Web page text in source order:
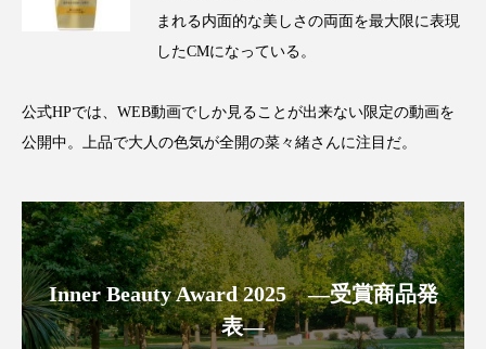
コルチゾール サステナビリティ
サロン戦略
スカルプ クレンジング 頻度 スカルプケア
スキンケア スキンケア 習慣
スキンケアルーティン ストレス スパ
まれる内面的な美しさの両面を最大限に表現
したCMになっている。
公式HPでは、WEB動画でしか見ることが出来ない限定の動画を
公開中。上品で大人の色気が全開の菜々緒さんに注目だ。
Inner Beauty Award 2025 ―受賞商品発
表―